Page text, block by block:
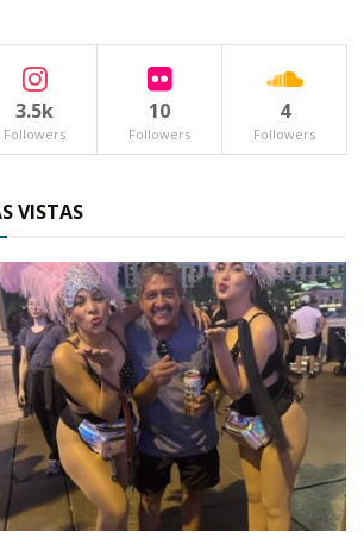
y con lo cual ha decrecido la
se aprecia en los archivos de
Che Guevara, Morelos,
causan disturbios ya que la
estrechamente para evitar
se sabe que estos recorridos se
durante las vacaciones
con el fin de proteger a la
los cientos de visitantes que por
3.5k
Followers
10
Followers
4
Followers
VISTAS